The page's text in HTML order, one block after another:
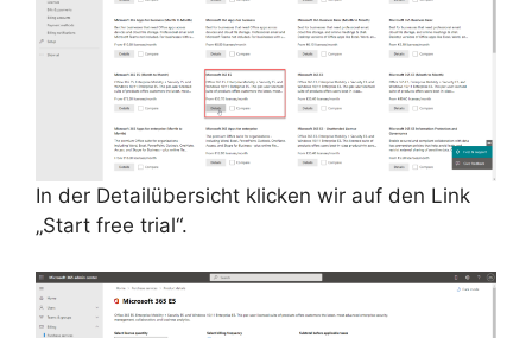
In der Detailübersicht klicken wir auf den Link
„Start free trial“.